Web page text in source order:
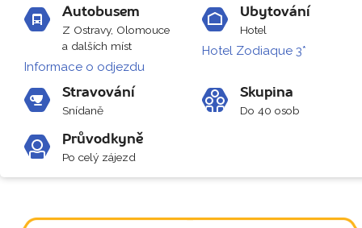
Autobusem
Z Ostravy, Olomouce
a dalších míst
Informace o odjezdu
Ubytování
Hotel
Hotel Zodiaque 3*
Stravování
Snídaně
Skupina
Do 40 osob
Průvodkyně
Po celý zájezd